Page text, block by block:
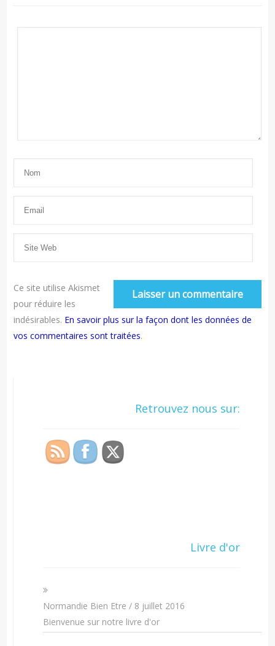
Ce site utilise Akismet
pour réduire les
indésirables. En savoir plus sur la façon dont les données de
vos commentaires sont traitées.
Retrouvez nous sur:
Livre d'or
Normandie Bien Etre / 8 juillet 2016
Bienvenue sur notre livre d'or